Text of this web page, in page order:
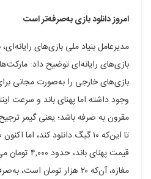
امروز دانلود بازی به‌صرفه‌تر است
مدیرعامل بنیاد ملی بازی‌های
بازی‌های رایانه‌ای توضیح داد:
بازی‌های خارجی را به‌صورت مجانی
وجود داشته اما پهنای باند و سرعت
مقرون به صرفه باشد؛ یعنی گیمر
قیمت پهنای
مغازه، آن‌که ۲۰ هزار تومان است، به‌صرفه‌تر می‌شود.